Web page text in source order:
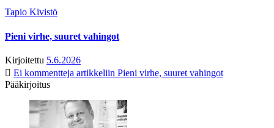
Tapio Kivistö
Pieni virhe, suuret vahingot
Kirjoitettu 5.6.2026
Ei kommentteja artikkeliin Pieni virhe, suuret vahingot
Pääkirjoitus